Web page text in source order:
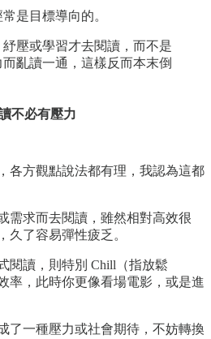
是目標導向的。
壓或學習才去閱讀，而不是
亂讀一通，這樣反而本末倒
不必有壓力
各方觀點說法都有理，我認為這都
需求而去閱讀，雖然相對高效很
久了容易彈性疲乏。
閱讀，則特別 Chill（指放鬆
率，此時你更像看場電影，或是進
了一種壓力或社會期待，不妨轉換